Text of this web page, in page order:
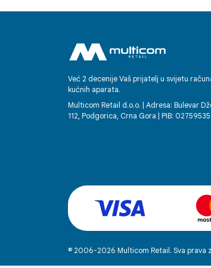
Već 2 decenije Vaš prijatelj u svijetu
kućnih aparata.
Multicom Retail d.o.o. | Adresa: Bulevar
112, Podgorica, Crna Gora | PIB: 02759535
© 2006-2026 Multicom Retail. Sva prava